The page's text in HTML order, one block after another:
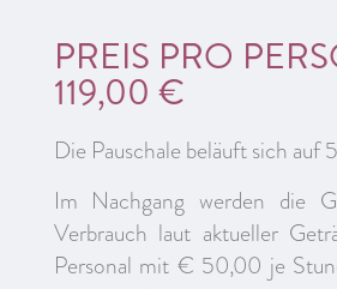
PREIS PRO
119,00 €
Die Pauschale beläuft sich auf
Im Nachgang werden die
Verbrauch laut aktueller
Personal mit € 50,00 je